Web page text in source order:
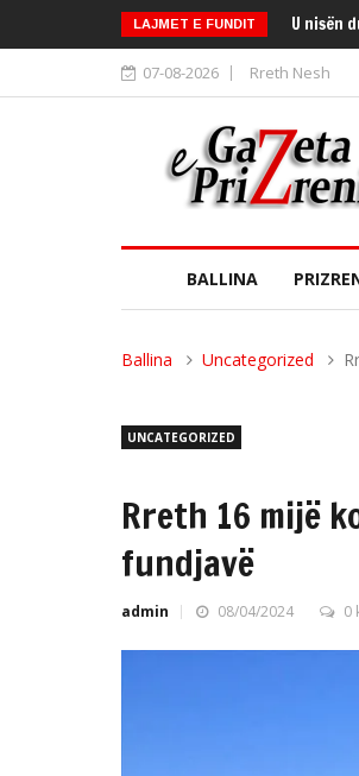
LAJMET E FUNDIT U nisën
07-08-2026 Rreth Nesh
BALLINA
Ballina Uncategorized
UNCATEGORIZED
Rreth 16 mijë
fundjavë
admin 08/04/2024 0